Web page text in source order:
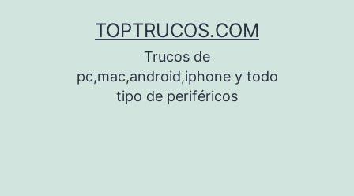
TOPTRUCOS.COM
Trucos de
pc,mac,android,iphone y todo
tipo de periféricos